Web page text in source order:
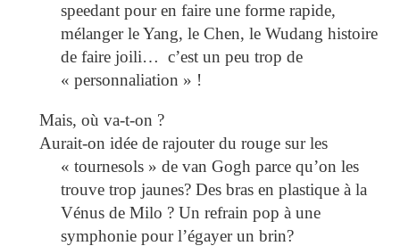
speedant pour en faire une forme rapide,
mélanger le Yang, le Chen, le Wudang histoire
de faire joili… c’est un peu trop de
« personnaliation » !
Mais, où va-t-on ?
Aurait-on idée de rajouter du rouge sur les
« tournesols » de van Gogh parce qu’on les
trouve trop jaunes? Des bras en plastique à la
Vénus de Milo ? Un refrain pop à une
symphonie pour l’égayer un brin?